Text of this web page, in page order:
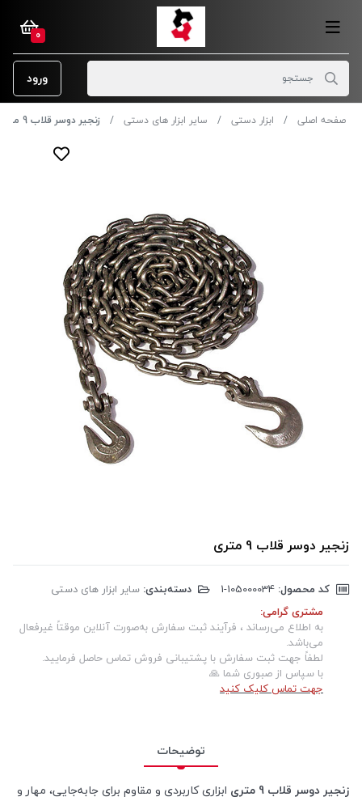
0
ورود
صفحه اصلی ابزار دستی سایر ابزار های دستی زنجیر دوسر قلاب 9 متری
زنجیر دوسر قلاب 9 متری
کد محصول: دسته‌بندی: سایر ابزار های دستی
مشتری گرامی:
به اطلاع می‌رساند ، فرآیند ثبت سفارش به‌صورت آنلاین موقتاً غیرفعال
می‌باشد.
لطفاً جهت ثبت سفارش با پشتیبانی فروش تماس حاصل فرمایید.
با سپاس از صبوری شما 🙏
جهت تماس کلیک کنید
توضیحات
زنجیر دوسر قلاب 9 متری
ابزاری کاربردی و مقاوم برای جابه‌جایی، مهار و